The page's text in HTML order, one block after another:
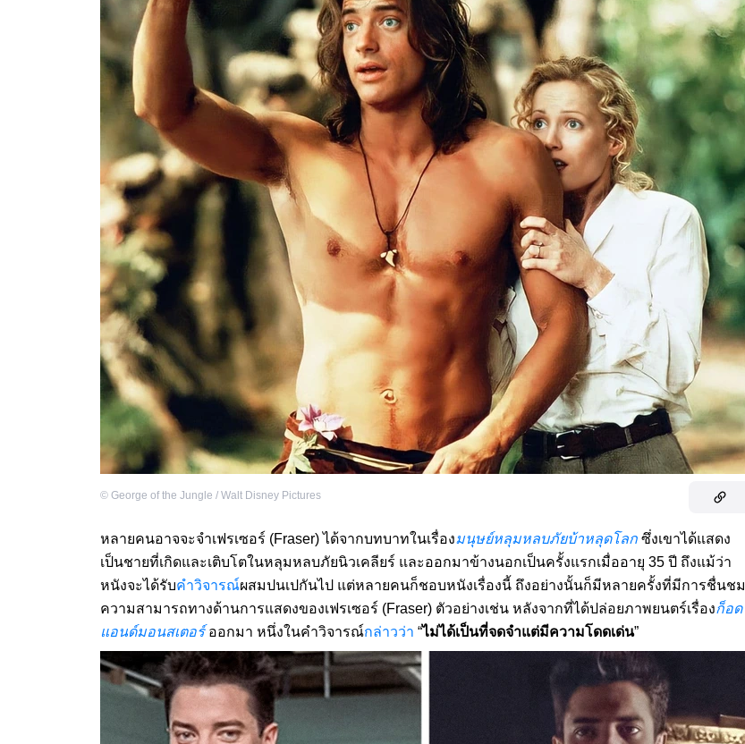
© George of the Jungle / Walt Disney Pictures
หลายคนอาจจะจำเฟรเซอร์ (Fraser) ได้จากบทบาทในเรื่องมนุษย์หลุมหลบภัยบ้าหลุดโลก ซึ่งเขาได้แสดง
เป็นชายที่เกิดและเติบโตในหลุมหลบภัยนิวเคลียร์ และออกมาข้างนอกเป็นครั้งแรกเมื่ออายุ 35 ปี ถึงแม้ว่า
หนังจะได้รับคำวิจารณ์ผสมปนเปกันไป แต่หลายคนก็ชอบหนังเรื่องนี้ ถึงอย่างนั้นก็มีหลายครั้งที่มีการชื่นชม
ความสามารถทางด้านการแสดงของเฟรเซอร์ (Fraser) ตัวอย่างเช่น หลังจากที่ได้ปล่อยภาพยนตร์เรื่องก็อด
แอนด์มอนสเตอร์ออกมา หนึ่งในคำวิจารณ์กล่าวว่า “ไม่ได้เป็นที่จดจำแต่มีความโดดเด่น”